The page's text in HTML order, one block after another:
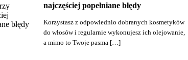
najczęściej popełniane błędy
Korzystasz z odpowiednio dobranych kosmetyków
do włosów i regularnie wykonujesz ich olejowanie,
a mimo to Twoje pasma […]